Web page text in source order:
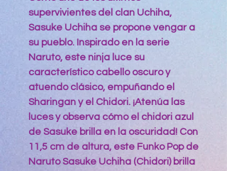
supervivientes del clan Uchiha,
Sasuke Uchiha se propone vengar a
su pueblo. Inspirado en la serie
Naruto, este ninja luce su
característico cabello oscuro y
atuendo clásico, empuñando el
Sharingan y el Chidori. ¡Atenúa las
luces y observa cómo el chidori azul
de Sasuke brilla en la oscuridad! Con
11,5 cm de altura, este Funko Pop de
Naruto Sasuke Uchiha (Chidori) brilla